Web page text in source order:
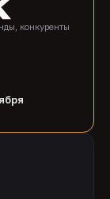
конкуренты